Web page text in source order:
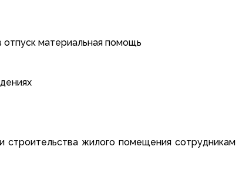
материальная помощь
жилого помещения сотрудникам